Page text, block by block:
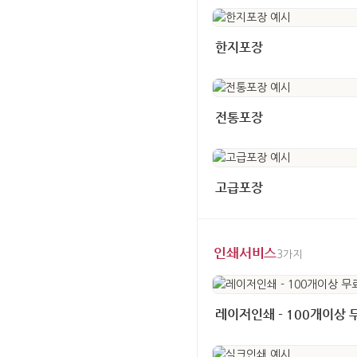
한지포장
전통포장
고급포장
인쇄서비스3가지
레이저인쇄 - 100개이상